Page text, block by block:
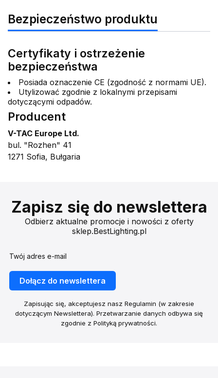
Bezpieczeństwo produktu
Certyfikaty i ostrzeżenie
bezpieczeństwa
Posiada oznaczenie CE (zgodność z normami UE).
Utylizować zgodnie z lokalnymi przepisami
dotyczącymi odpadów.
Producent
V-TAC Europe Ltd.
bul. "Rozhen" 41
1271 Sofia, Bułgaria
Zapisz się do newslettera
Odbierz aktualne promocje i nowości z oferty
sklep.BestLighting.pl
Twój adres e-mail
Dołącz do newslettera
Zapisując się, akceptujesz nasz Regulamin (w zakresie
dotyczącym Newslettera). Przetwarzanie danych odbywa się
zgodnie z Polityką prywatności.